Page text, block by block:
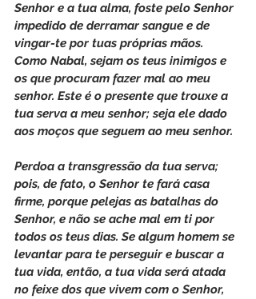
Senhor e a tua alma, foste pelo Senhor
impedido de derramar sangue e de
vingar-te por tuas próprias mãos.
Como Nabal, sejam os teus inimigos e
os que procuram fazer mal ao meu
senhor. Este é o presente que trouxe a
tua serva a meu senhor; seja ele dado
aos moços que seguem ao meu senhor.
Perdoa a transgressão da tua serva;
pois, de fato, o Senhor te fará casa
firme, porque pelejas as batalhas do
Senhor, e não se ache mal em ti por
todos os teus dias. Se algum homem se
levantar para te perseguir e buscar a
tua vida, então, a tua vida será atada
no feixe dos que vivem com o Senhor,